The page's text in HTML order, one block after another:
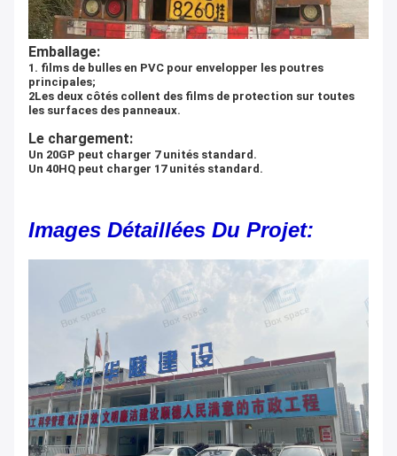
Emballage:
1. films de bulles en PVC pour envelopper les poutres
principales;
2Les deux côtés collent des films de protection sur toutes
les surfaces des panneaux.
Le chargement:
Un 20GP peut charger 7 unités standard.
Un 40HQ peut charger 17 unités standard.
Images Détaillées Du Projet: